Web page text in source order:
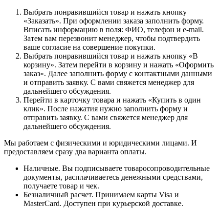
Выбрать понравившийся товар и нажать кнопку
«Заказать». При оформлении заказа заполнить форму.
Вписать информацию в поля: ФИО, телефон и e-mail.
Затем вам перезвонит менеджер, чтобы подтвердить
ваше согласие на совершение покупки.
Выбрать понравившийся товар и нажать кнопку «В
корзину». Затем перейти в корзину и нажать «Оформить
заказ». Далее заполнить форму с контактными данными
и отправить заявку. С вами свяжется менеджер для
дальнейшего обсуждения.
Перейти в карточку товара и нажать «Купить в один
клик». После нажатия нужно заполнить форму и
отправить заявку. С вами свяжется менеджер для
дальнейшего обсуждения.
Мы работаем с физическими и юридическими лицами. И
предоставляем сразу два варианта оплаты.
Наличные. Вы подписываете товаросопроводительные
документы, расплачиваетесь денежными средствами,
получаете товар и чек.
Безналичный расчет. Принимаем карты Visa и
MasterCard. Доступен при курьерской доставке.